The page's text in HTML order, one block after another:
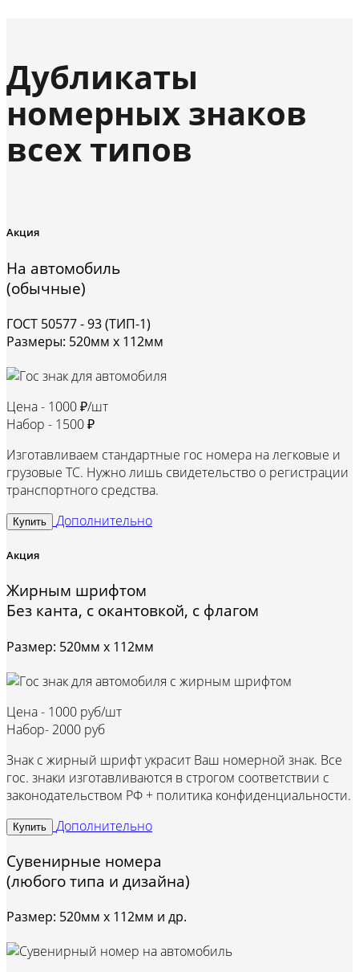
Дубликаты
номерных знаков
всех типов
Акция
На автомобиль
(обычные)
ГОСТ 50577 - 93 (ТИП-1)
Размеры: 520мм х 112мм
Цена - 1000 ₽/шт
Набор - 1500 ₽
Изготавливаем стандартные гос номера на легковые и
грузовые ТС. Нужно лишь свидетельство о регистрации
транспортного средства.
Купить Дополнительно
Акция
Жирным шрифтом
Без канта, с окантовкой, с флагом
Размер: 520мм х 112мм
Цена - 1000 руб/шт
Набор- 2000 руб
Знак с жирный шрифт украсит Ваш номерной знак. Все
гос. знаки изготавливаются в строгом соответствии с
законодательством РФ + политика конфиденциальности.
Купить Дополнительно
Сувенирные номера
(любого типа и дизайна)
Размер: 520мм х 112мм и др.